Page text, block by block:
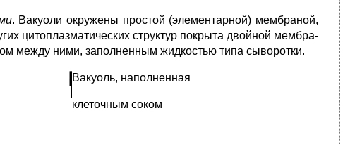
. Вакуоли окружены простой (элементарной) мембраной,
цитоплазматических структур покрыта двойной мембра-
между ними, заполненным жидкостью типа сыворотки.
Вакуоль, наполненная
клеточным соком